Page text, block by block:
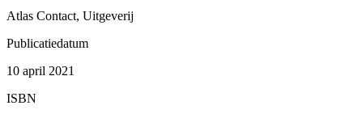
Atlas Contact, Uitgeverij
Publicatiedatum
10 april 2021
ISBN